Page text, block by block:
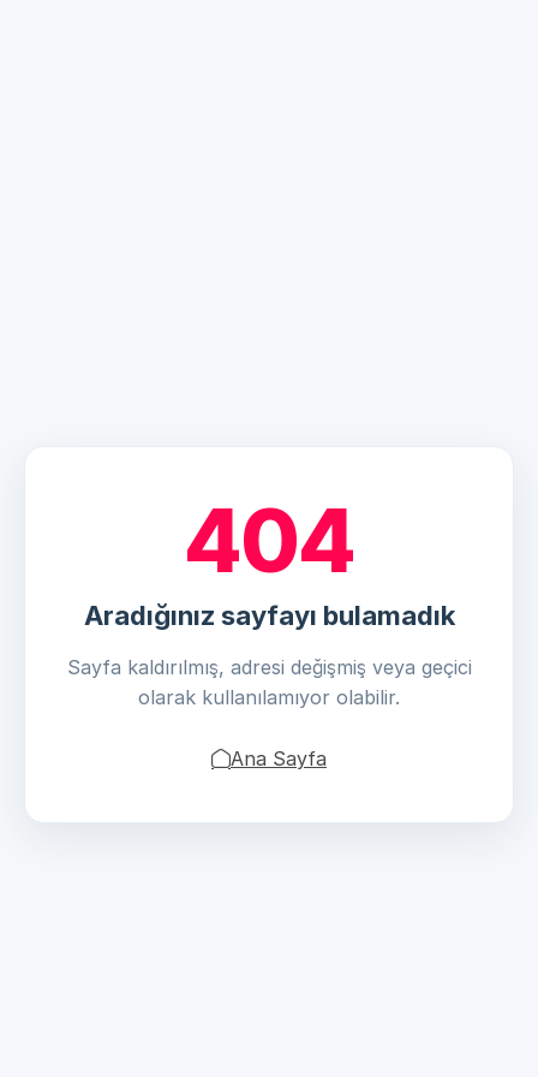
404
Aradığınız sayfayı bulamadık
Sayfa kaldırılmış, adresi değişmiş veya geçici
olarak kullanılamıyor olabilir.
Ana Sayfa